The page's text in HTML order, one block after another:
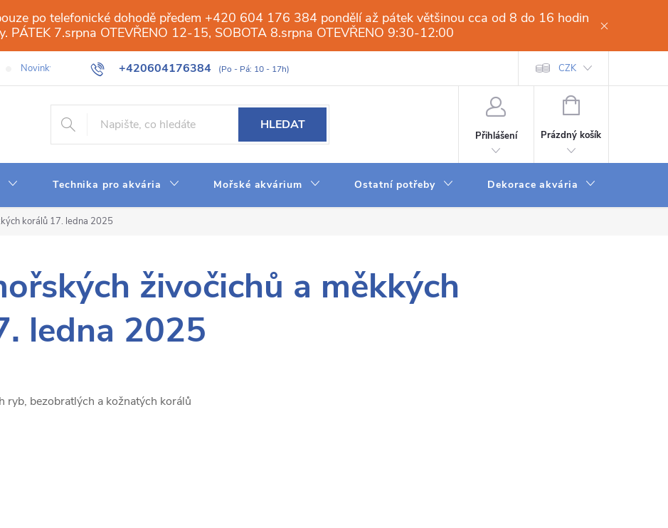
po telefonické dohodě předem +420 604 176 384 pondělí až pátek většinou cca od 8 do 16 hodin
PÁTEK 7.srpna OTEVŘENO 12-15, SOBOTA 8.srpna OTEVŘENO 9:30-12:00
+420604176384
Novinky Galerie Obchod Web Slovník pojmů Obchodní podmínky Dodací a platební
CZK
HLEDAT
Přihlášení
NÁKUPNÍ
Prázdný košík
Technika pro akvária Mořské akvárium Ostatní potřeby Dekorace akvária
korálů 17. ledna 2025
živočichů a měkkých
ledna 2025
bezobratlých a kožnatých korálů